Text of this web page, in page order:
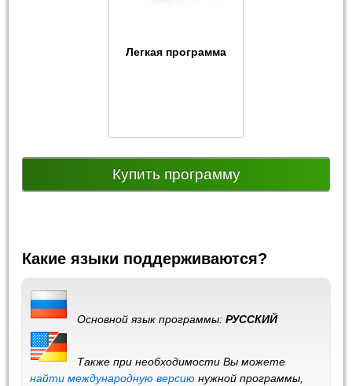
Легкая программа
Купить программу
Какие языки поддерживаются?
Основной язык программы:РУССКИЙ
Также при необходимости Вы можете
найти международную версию нужной программы,